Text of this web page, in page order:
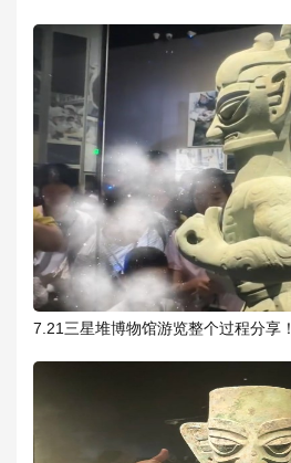
7.21三星堆博物馆游览整个过程分享！